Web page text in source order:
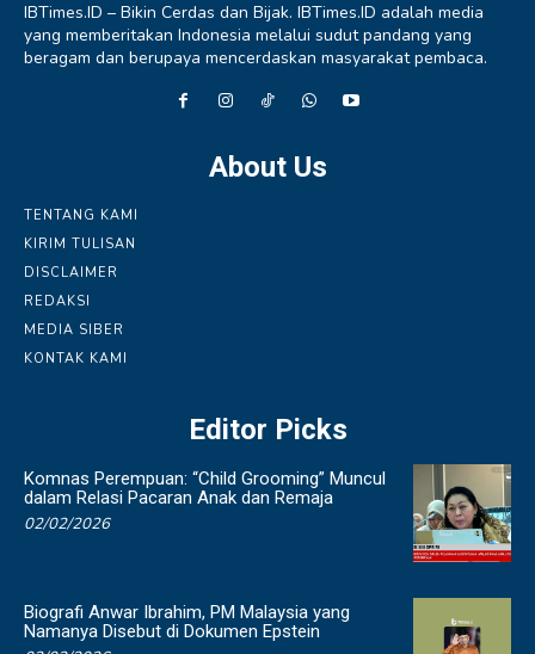
IBTimes.ID – Bikin Cerdas dan Bijak. IBTimes.ID adalah media
yang memberitakan Indonesia melalui sudut pandang yang
beragam dan berupaya mencerdaskan masyarakat pembaca.
About Us
TENTANG KAMI
KIRIM TULISAN
DISCLAIMER
REDAKSI
MEDIA SIBER
KONTAK KAMI
Editor Picks
Komnas Perempuan: “Child Grooming” Muncul
dalam Relasi Pacaran Anak dan Remaja
02/02/2026
Biografi Anwar Ibrahim, PM Malaysia yang
Namanya Disebut di Dokumen Epstein